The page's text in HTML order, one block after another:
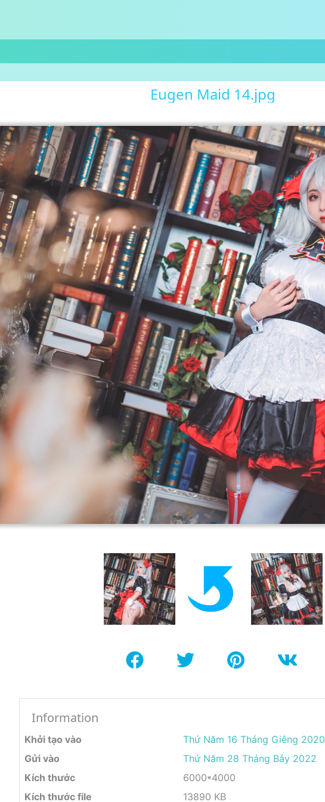
Eugen Maid 14.jpg
Information
Khởi tạo vào
Thứ Năm 16 Tháng Giêng 2020
Gửi vào
Thứ Năm 28 Tháng Bảy 2022
Kích thước
6000*4000
Kích thước file
13890 KB